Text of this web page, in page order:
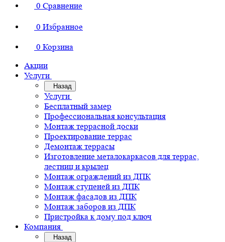
0 Сравнение
0 Избранное
0 Корзина
Акции
Услуги
Назад
Услуги
Бесплатный замер
Профессиональная консультация
Монтаж террасной доски
Проектирование террас
Демонтаж террасы
Изготовление металокаркасов для террас,
лестниц и крылец
Монтаж ограждений из ДПК
Монтаж ступеней из ДПК
Монтаж фасадов из ДПК
Монтаж заборов из ДПК
Пристройка к дому под ключ
Компания
Назад